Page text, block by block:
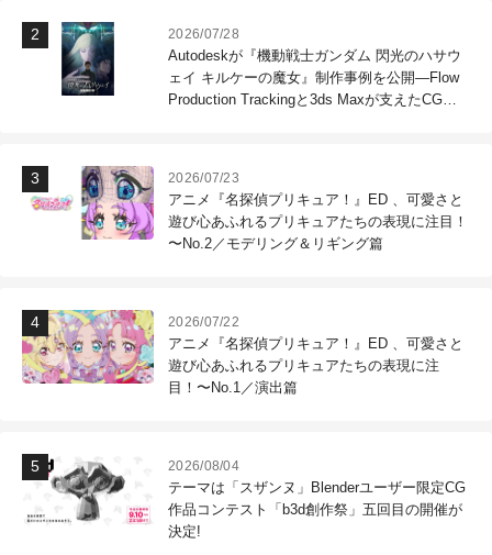
2026/07/28
Autodeskが『機動戦士ガンダム 閃光のハサウ
ェイ キルケーの魔女』制作事例を公開―Flow
Production Trackingと3ds Maxが支えたCG制
2026/07/23
アニメ『名探偵プリキュア！』ED 、可愛さと
遊び心あふれるプリキュアたちの表現に注目！
〜No.2／モデリング＆リギング篇
2026/07/22
アニメ『名探偵プリキュア！』ED 、可愛さと
遊び心あふれるプリキュアたちの表現に注
目！〜No.1／演出篇
2026/08/04
テーマは「スザンヌ」Blenderユーザー限定CG
作品コンテスト「b3d創作祭」五回目の開催が
決定!